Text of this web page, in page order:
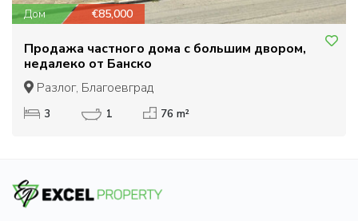
Дом €85,000
Продажа частного дома с большим двором,
недалеко от Банско
Разлог, Благоевград
3 1 76 m²